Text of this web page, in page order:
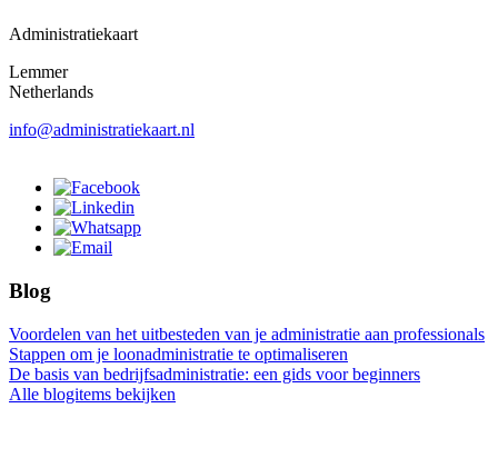
Administratiekaart
Lemmer
Netherlands
info@administratiekaart.nl
Blog
Voordelen van het uitbesteden van je administratie aan professionals
Stappen om je loonadministratie te optimaliseren
De basis van bedrijfsadministratie: een gids voor beginners
Alle blogitems bekijken